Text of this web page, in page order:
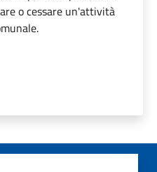
o cessare un'attività